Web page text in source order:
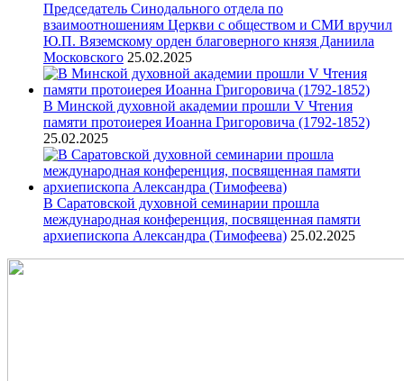
Председатель Синодального отдела по
взаимоотношениям Церкви с обществом и СМИ вручил
Ю.П. Вяземскому орден благоверного князя Даниила
Московского 25.02.2025
В Минской духовной академии прошли V Чтения
памяти протоиерея Иоанна Григоровича (1792-1852)
25.02.2025
В Саратовской духовной семинарии прошла
международная конференция, посвященная памяти
архиепископа Александра (Тимофеева) 25.02.2025